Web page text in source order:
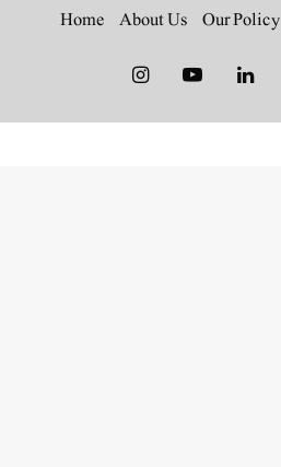
Our Policy
About Us
Home
Twitter
LinkedIn
YouTube
Instagram